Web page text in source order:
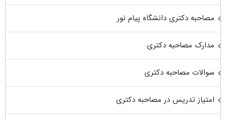
مصاحبه دکتری دانشگاه پیام نور
مدارک مصاحبه دکتری
سوالات مصاحبه دکتری
امتیاز تدریس در مصاحبه دکتری